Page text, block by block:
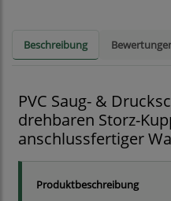
Beschreibung
PVC Saug- &
drehbaren Storz-
anschlussfertiger
Produktbeschreibung